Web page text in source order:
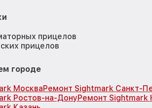
прицелов
прицелов
городе
МоскваРемонт Sightmark Санкт-
Ростов-на-ДонуРемонт